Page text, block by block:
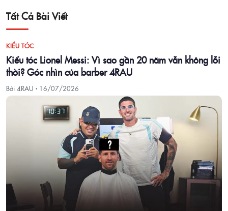
Tất Cả Bài Viết
KIỂU TÓC
Kiểu tóc Lionel Messi: Vì sao gần 20 năm vẫn không lỗi
thời? Góc nhìn của barber 4RAU
Bởi 4RAU · 16/07/2026